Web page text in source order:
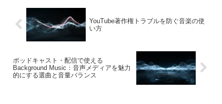
YouTube著作権トラブルを防ぐ音楽の使
い方
ポッドキャスト・配信で使える
Background Music：音声メディアを魅力
的にする選曲と音量バランス